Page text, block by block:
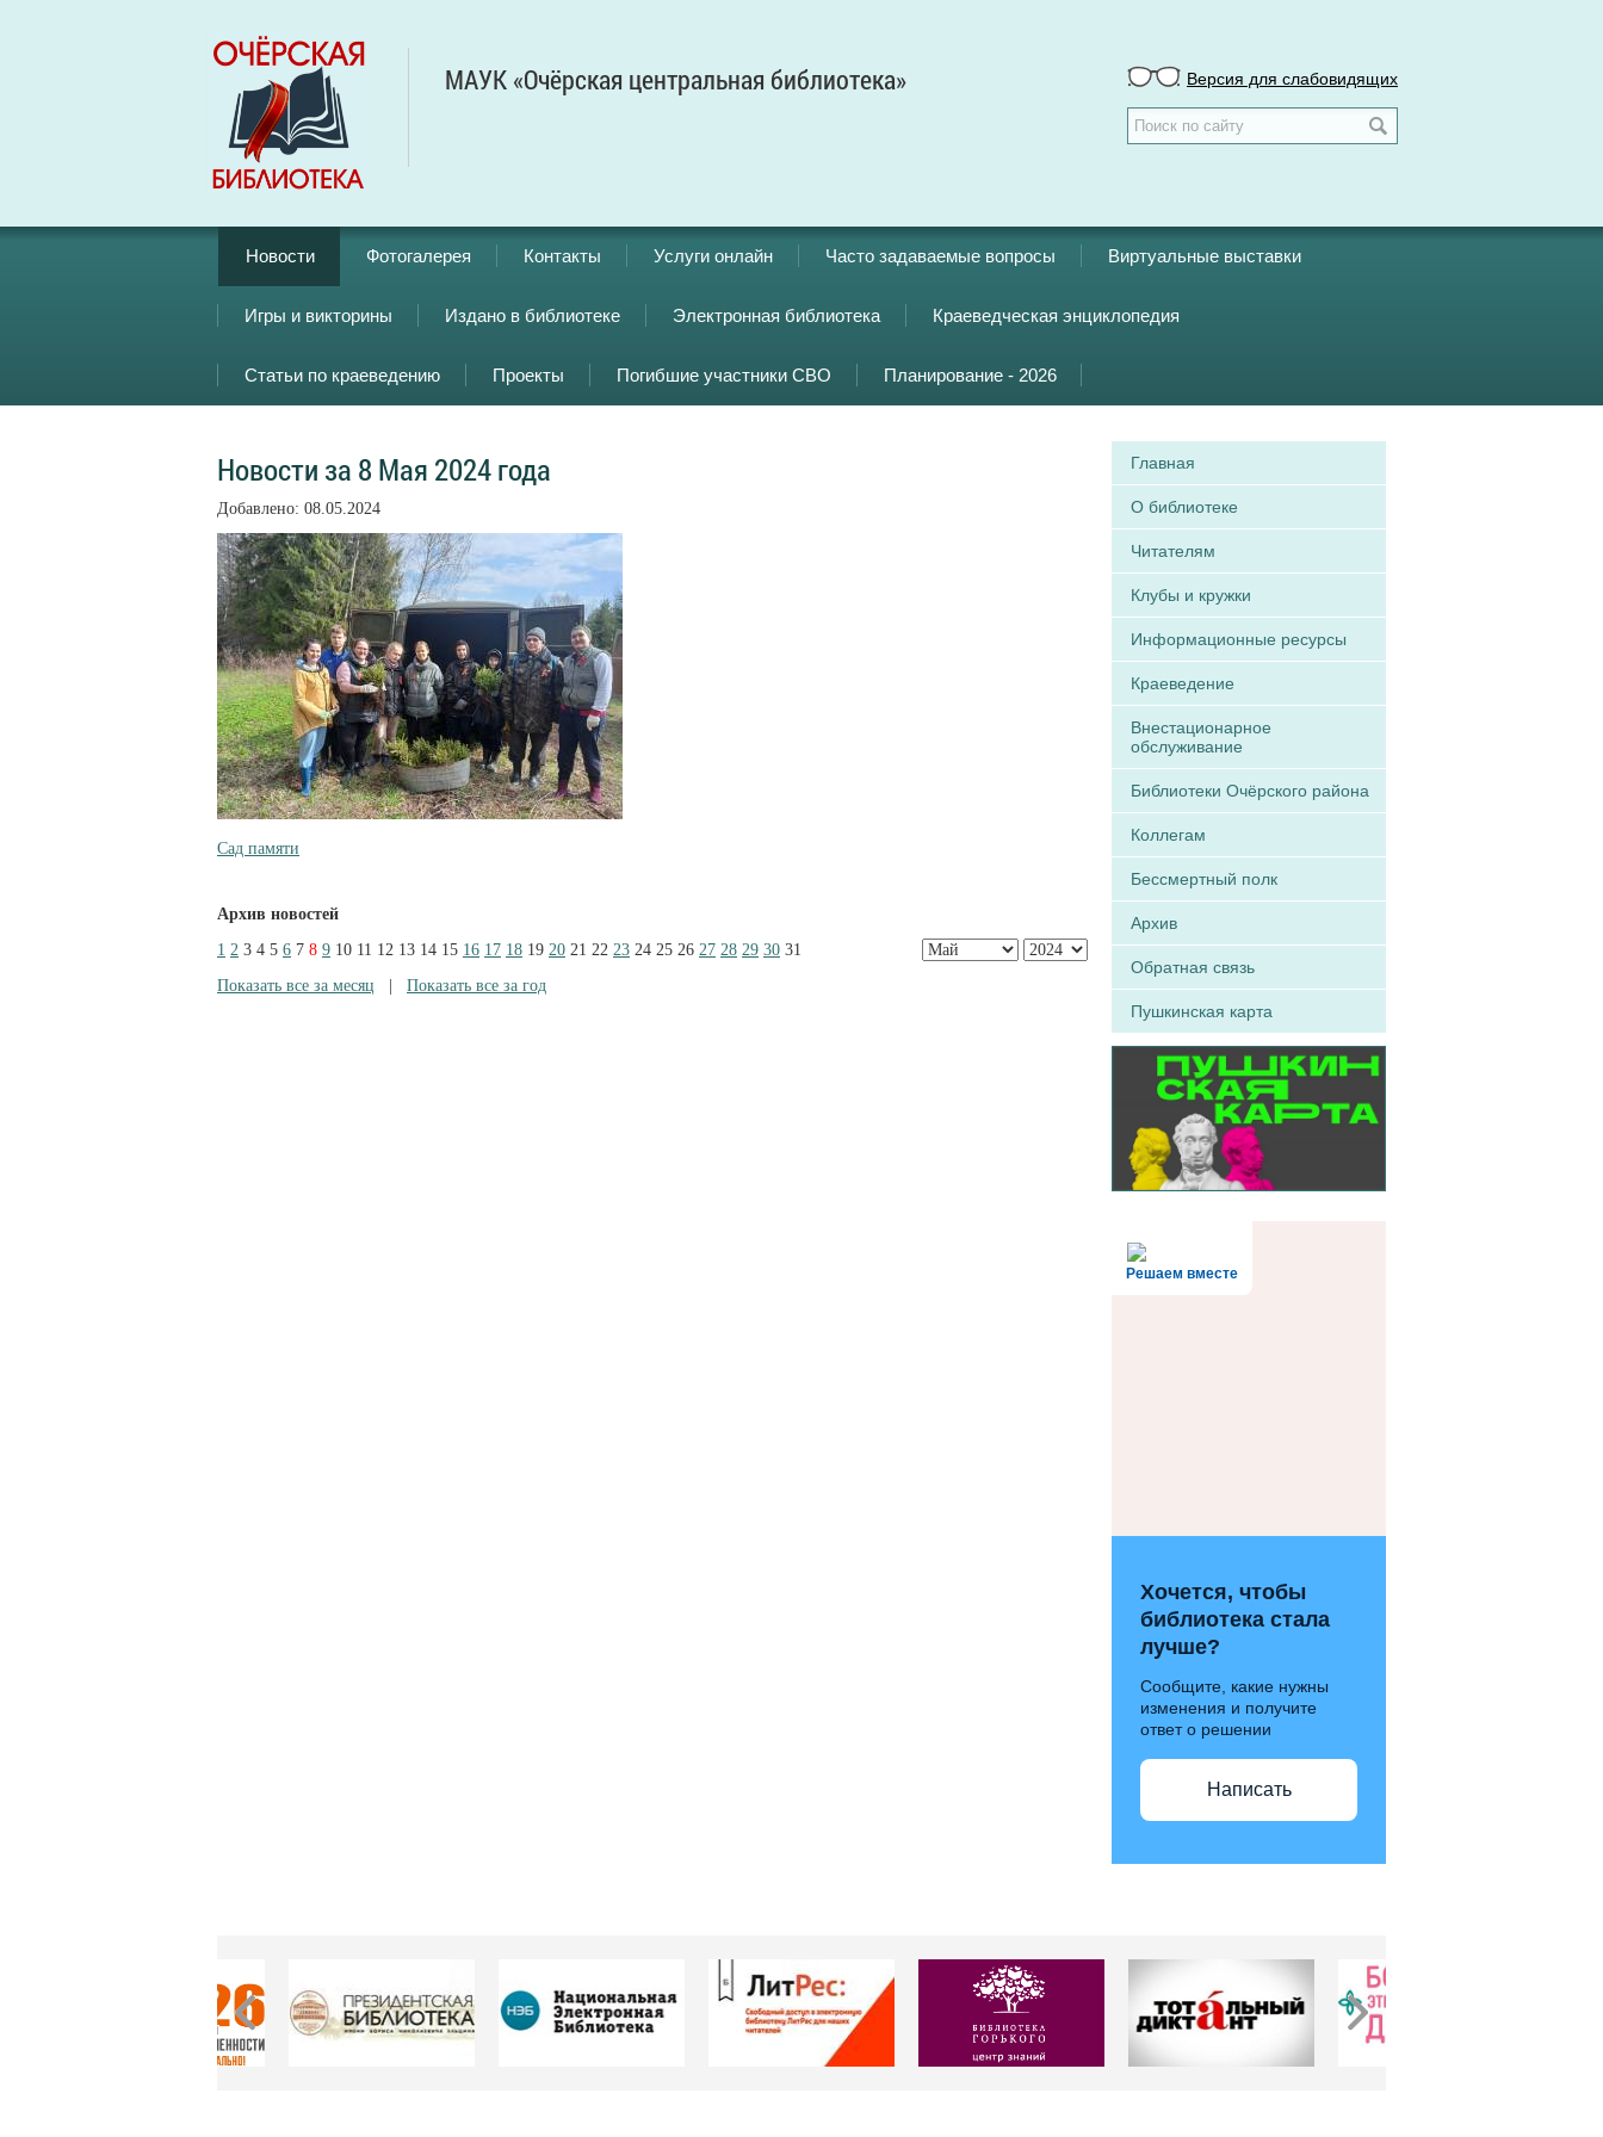
МАУК «Очёрская центральная библиотека» Версия для слабовидящих
Новости Фотогалерея Контакты Услуги онлайн Часто задаваемые вопросы Виртуальные выставки
Игры и викторины Издано в библиотеке Электронная библиотека Краеведческая энциклопедия
Статьи по краеведению Проекты Погибшие участники СВО Планирование - 2026
Новости за 8 Мая 2024 года
Добавлено: 08.05.2024
Сад памяти
Архив новостей
1 2 3 4 5 6 7 8 9 10 11 12 13 14 15 16 17 18 19 20 21 22 23 24 25 26 27 28 29 30 31
Показать все за месяц
Показать все за год
Главная
О библиотеке
Читателям
Клубы и кружки
Информационные ресурсы
Краеведение
Внестационарное
обслуживание
Библиотеки Очёрского района
Коллегам
Бессмертный полк
Архив
Обратная связь
Пушкинская карта
Решаем вместе
Хочется, чтобы
библиотека стала
лучше?
Сообщите, какие нужны
изменения и получите
ответ о решении
Написать